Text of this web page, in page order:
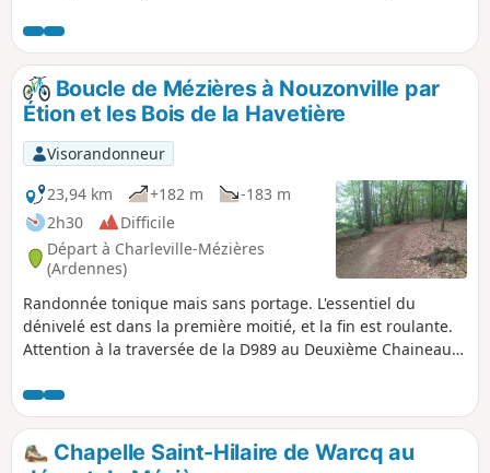
Boucle de Mézières à Nouzonville par
Étion et les Bois de la Havetière
Visorandonneur
23,94 km
+182 m
-183 m
2h30
Difficile
Départ à Charleville-Mézières
(Ardennes)
Randonnée tonique mais sans portage. L'essentiel du
dénivelé est dans la première moitié, et la fin est roulante.
Attention à la traversée de la D989 au Deuxième Chaineau,
Chapelle Saint-Hilaire de Warcq au